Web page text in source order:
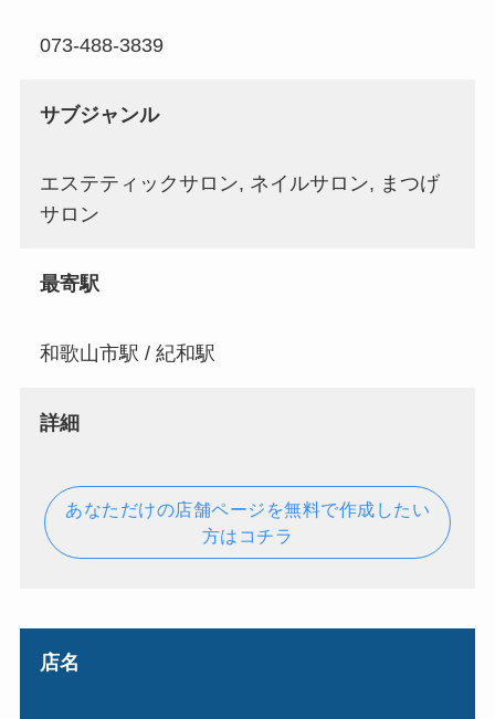
073-488-3839
サブジャンル
エステティックサロン, ネイルサロン, まつげ
サロン
最寄駅
和歌山市駅 / 紀和駅
詳細
あなただけの店舗ページを無料で作成したい
方はコチラ
店名